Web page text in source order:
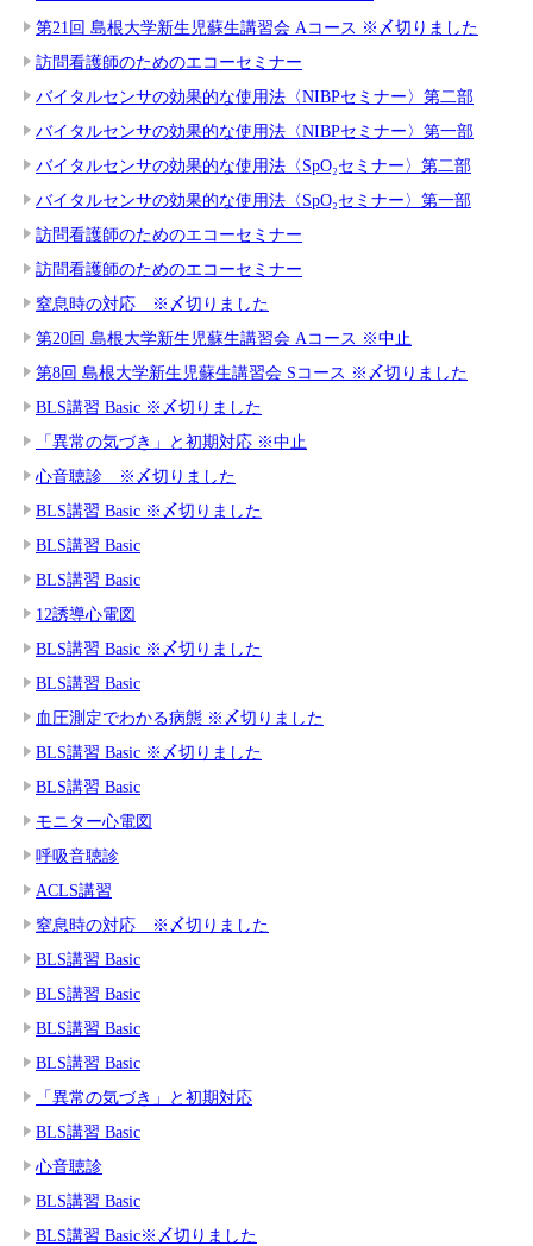
第21回 島根大学新生児蘇生講習会 Aコース ※〆切りました
訪問看護師のためのエコーセミナー
バイタルセンサの効果的な使用法〈NIBPセミナー〉第二部
バイタルセンサの効果的な使用法〈NIBPセミナー〉第一部
バイタルセンサの効果的な使用法〈SpO₂セミナー〉第二部
バイタルセンサの効果的な使用法〈SpO₂セミナー〉第一部
訪問看護師のためのエコーセミナー
訪問看護師のためのエコーセミナー
窒息時の対応 ※〆切りました
第20回 島根大学新生児蘇生講習会 Aコース ※中止
第8回 島根大学新生児蘇生講習会 Sコース ※〆切りました
BLS講習 Basic ※〆切りました
「異常の気づき」と初期対応 ※中止
心音聴診 ※〆切りました
BLS講習 Basic ※〆切りました
BLS講習 Basic
BLS講習 Basic
12誘導心電図
BLS講習 Basic ※〆切りました
BLS講習 Basic
血圧測定でわかる病態 ※〆切りました
BLS講習 Basic ※〆切りました
BLS講習 Basic
モニター心電図
呼吸音聴診
ACLS講習
窒息時の対応 ※〆切りました
BLS講習 Basic
BLS講習 Basic
BLS講習 Basic
BLS講習 Basic
「異常の気づき」と初期対応
BLS講習 Basic
心音聴診
BLS講習 Basic
BLS講習 Basic※〆切りました